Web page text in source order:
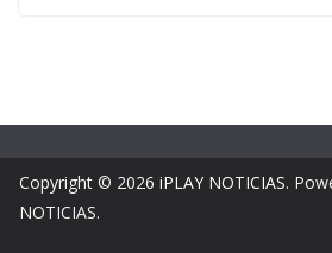
Copyright © 2026 iPLAY NOTICIAS.
NOTICIAS.